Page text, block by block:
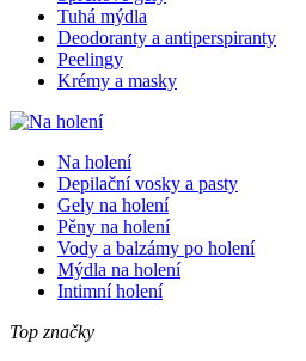
Tuhá mýdla
Deodoranty a antiperspiranty
Peelingy
Krémy a masky
Na holení
Depilační vosky a pasty
Gely na holení
Pěny na holení
Vody a balzámy po holení
Mýdla na holení
Intimní holení
Top značky